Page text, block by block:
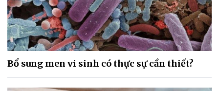
Bổ sung men vi sinh có thực sự cần thiết?